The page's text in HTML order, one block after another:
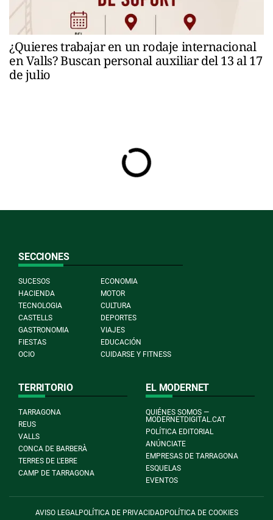
¿Quieres trabajar en un rodaje internacional
en Valls? Buscan personal auxiliar del 13 al 17
de julio
SECCIONES
SUCESOS
ECONOMIA
HACIENDA
MOTOR
TECNOLOGIA
CULTURA
CASTELLS
DEPORTES
GASTRONOMIA
VIAJES
FIESTAS
EDUCACIÓN
OCIO
CUIDARSE Y FITNESS
TERRITORIO
TARRAGONA
REUS
VALLS
CONCA DE BARBERÀ
TERRES DE L'EBRE
CAMP DE TARRAGONA
EL MODERNET
QUIÉNES SOMOS —
MODERNETDIGITAL.CAT
POLÍTICA EDITORIAL
ANÚNCIATE
EMPRESAS DE TARRAGONA
ESQUELAS
EVENTOS
AVISO LEGAL POLÍTICA DE PRIVACIDADPOLÍTICA DE COOKIES